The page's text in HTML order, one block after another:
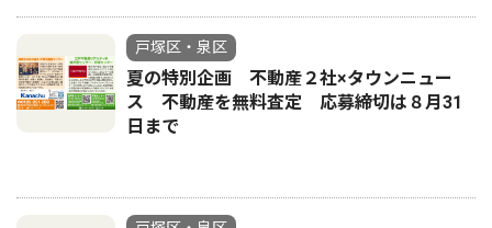
戸塚区・泉区
夏の特別企画 不動産２社×タウンニュー
ス 不動産を無料査定 応募締切は８月31
日まで